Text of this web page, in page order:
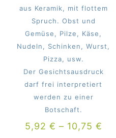
aus Keramik, mit flottem
Spruch. Obst und
Gemüse, Pilze, Käse,
Nudeln, Schinken, Wurst,
Pizza, usw.
Der Gesichtsausdruck
darf frei interpretiert
werden zu einer
Botschaft.
5,92 € – 10,75 €